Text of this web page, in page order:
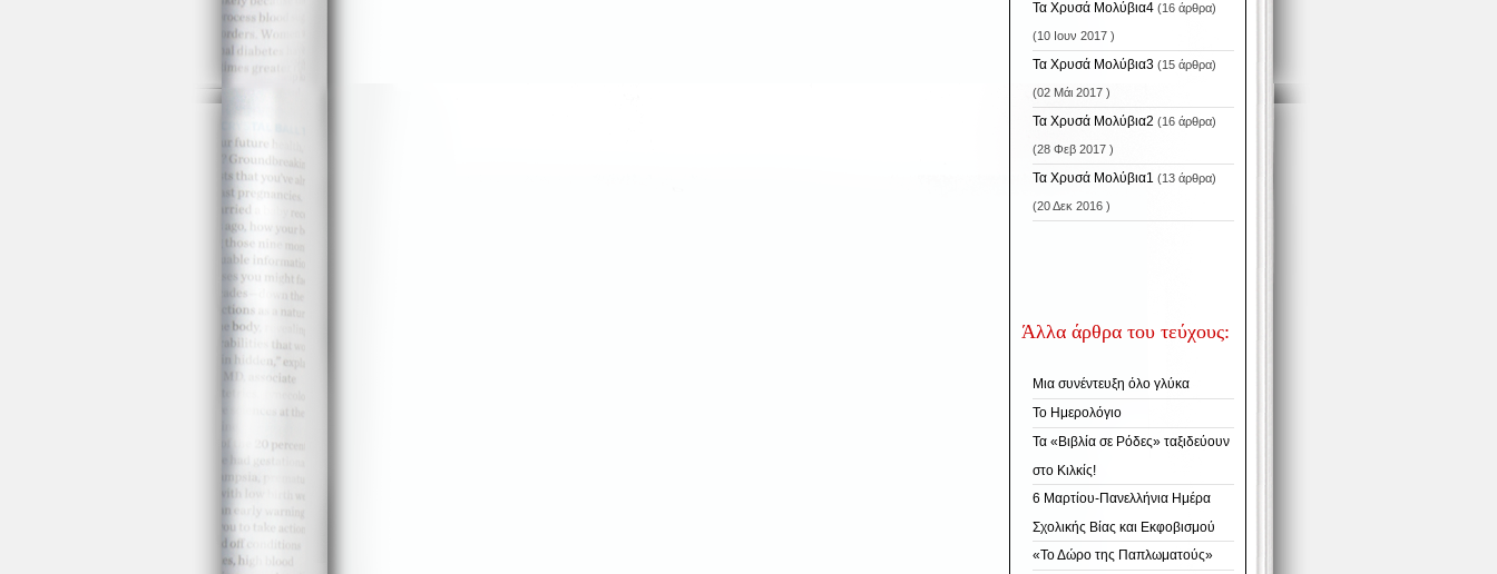
Τα Χρυσά Μολύβια4(16 άρθρα)
(10 Ιουν 2017 )
Τα Χρυσά Μολύβια3(15 άρθρα)
(02 Μάι 2017 )
Τα Χρυσά Μολύβια2 (16 άρθρα)
(28 Φεβ 2017 )
Τα Χρυσά Μολύβια1 (13 άρθρα)
(20 Δεκ 2016 )
Άλλα άρθρα του τεύχους:
Μια συνέντευξη όλο γλύκα
Το Ημερολόγιο
Τα «Βιβλία σε Ρόδες» ταξιδεύουν
στο Κιλκίς!
6 Μαρτίου-Πανελλήνια Ημέρα
Σχολικής Βίας και Εκφοβισμού
«Το Δώρο της Παπλωματούς»